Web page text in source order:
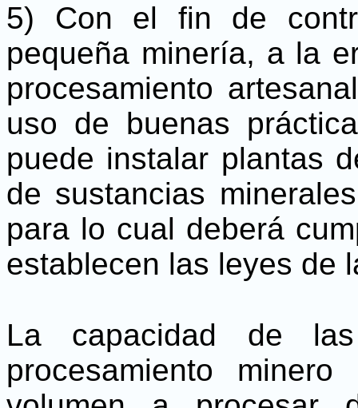
5) Con el fin de
pequeña minería, a la
procesamiento
uso de buenas
puede instalar plantas
de sustancias
para lo cual deberá
establecen las leyes de
La capacidad de
procesamiento